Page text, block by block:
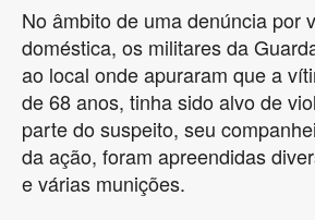
No âmbito de uma denúncia por
doméstica, os militares da
ao local onde apuraram que a
de 68 anos, tinha sido alvo de
parte do suspeito, seu
da ação, foram apreendidas
e várias munições.